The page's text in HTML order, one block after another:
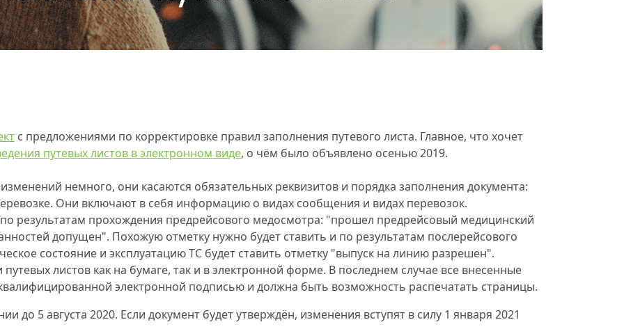
с предложениями по корректировке правил заполнения путевого листа. Главное, что хочет
путевых листов в электронном виде, о чём было объявлено осенью 2019.
немного, они касаются обязательных реквизитов и порядка заполнения документа:
Они включают в себя информацию о видах сообщения и видах перевозок.
результатам прохождения предрейсового медосмотра: "прошел предрейсовый медицинский
допущен". Похожую отметку нужно будет ставить и по результатам послерейсового
состояние и эксплуатацию ТС будет ставить отметку "выпуск на линию разрешен".
листов как на бумаге, так и в электронной форме. В последнем случае все внесенные
электронной подписью и должна быть возможность распечатать страницы.
до 5 августа 2020. Если документ будет утверждён, изменения вступят в силу 1 января 2021